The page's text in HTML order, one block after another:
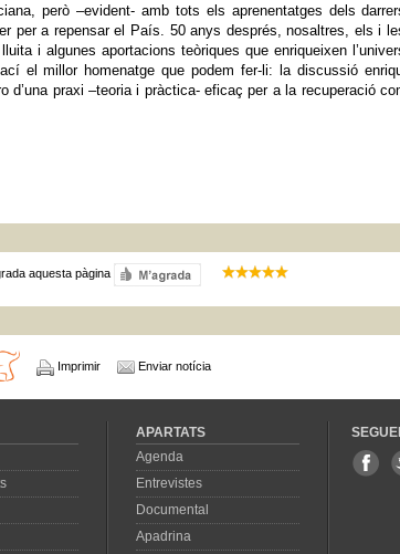
però –evident- amb tots els aprenentatges dels
per a repensar el País. 50 anys després, nosaltres, els i
i algunes aportacions teòriques que enriqueixen
el millor homenatge que podem fer-li: la discussió
d’una praxi –teoria i pràctica- eficaç per a la recuperació
aquesta pàgina
Imprimir Enviar notícia
APARTATS
Agenda
Entrevistes
Documental
Apadrina